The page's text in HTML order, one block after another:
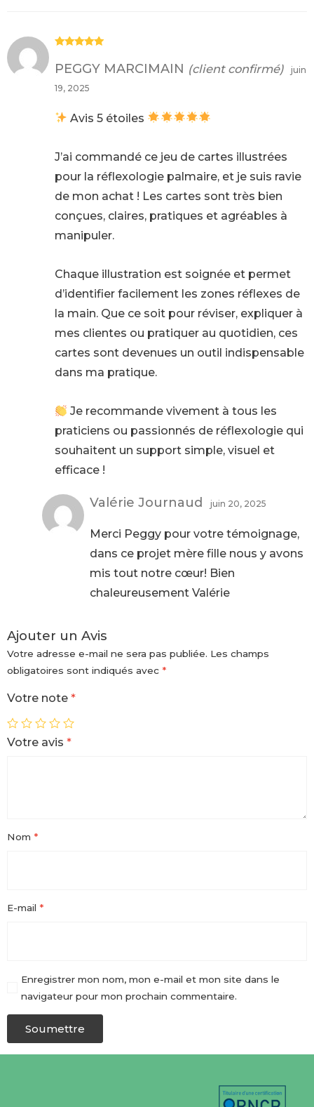
5
PEGGY MARCIMAIN (client confirmé)
juin
19, 2025
Avis 5 étoiles
J’ai commandé ce jeu de cartes illustrées
pour la réflexologie palmaire, et je suis ravie
de mon achat ! Les cartes sont très bien
conçues, claires, pratiques et agréables à
manipuler.
Chaque illustration est soignée et permet
d’identifier facilement les zones réflexes de
la main. Que ce soit pour réviser, expliquer à
mes clientes ou pratiquer au quotidien, ces
cartes sont devenues un outil indispensable
dans ma pratique.
Je recommande vivement à tous les
praticiens ou passionnés de réflexologie qui
souhaitent un support simple, visuel et
efficace !
Valérie Journaud juin 20, 2025
Merci Peggy pour votre témoignage,
dans ce projet mère fille nous y avons
mis tout notre cœur! Bien
chaleureusement Valérie
Ajouter un Avis
Votre adresse e-mail ne sera pas publiée. Les champs
obligatoires sont indiqués avec *
Votre note *
Votre avis *
Nom *
E-mail *
Enregistrer mon nom, mon e-mail et mon site dans le
navigateur pour mon prochain commentaire.